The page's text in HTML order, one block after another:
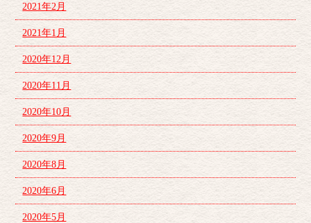
2021年2月
2021年1月
2020年12月
2020年11月
2020年10月
2020年9月
2020年8月
2020年6月
2020年5月